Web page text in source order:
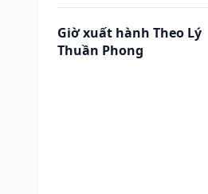
Giờ xuất hành Theo Lý
Thuần Phong